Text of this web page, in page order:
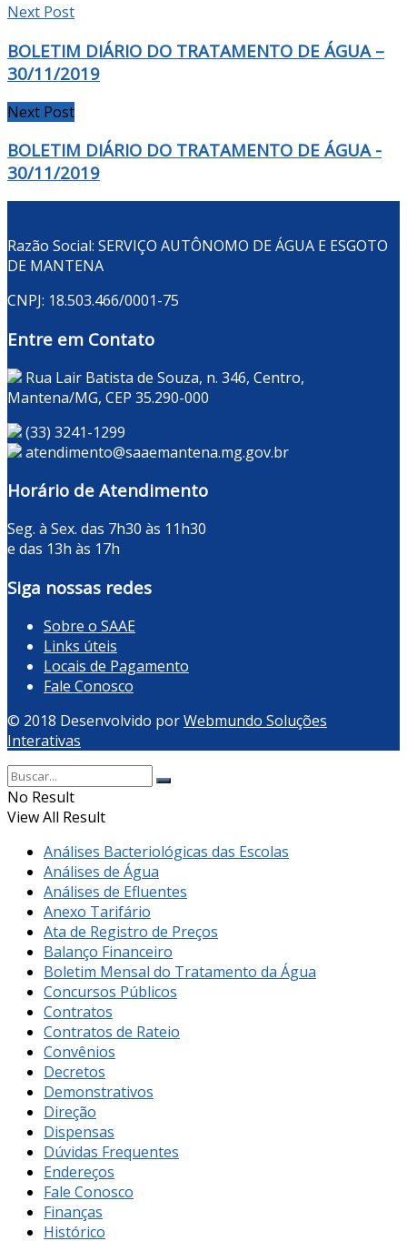
Next Post
BOLETIM DIÁRIO DO TRATAMENTO DE ÁGUA –
30/11/2019
Next Post
BOLETIM DIÁRIO DO TRATAMENTO DE ÁGUA -
30/11/2019
Razão Social: SERVIÇO AUTÔNOMO DE ÁGUA E ESGOTO
DE MANTENA
CNPJ: 18.503.466/0001-75
Entre em Contato
Rua Lair Batista de Souza, n. 346, Centro,
Mantena/MG, CEP 35.290-000
(33) 3241-1299
atendimento@saaemantena.mg.gov.br
Horário de Atendimento
Seg. à Sex. das 7h30 às 11h30
e das 13h às 17h
Siga nossas redes
Sobre o SAAE
Links úteis
Locais de Pagamento
Fale Conosco
© 2018 Desenvolvido porWebmundo Soluções
Interativas
No Result
View All Result
Análises Bacteriológicas das Escolas
Análises de Água
Análises de Efluentes
Anexo Tarifário
Ata de Registro de Preços
Balanço Financeiro
Boletim Mensal do Tratamento da Água
Concursos Públicos
Contratos
Contratos de Rateio
Convênios
Decretos
Demonstrativos
Direção
Dispensas
Dúvidas Frequentes
Endereços
Fale Conosco
Finanças
Histórico